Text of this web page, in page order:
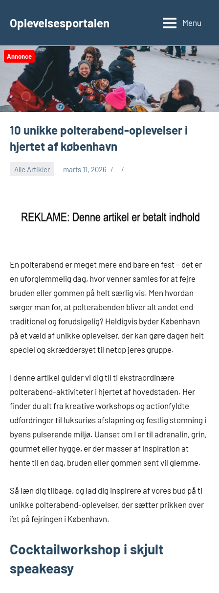
Oplevelsesportalen Menu
Annonce
10 unikke polterabend-oplevelser i
hjertet af københavn
Alle Artikler marts 11, 2026
En polterabend er meget mere end bare en fest – det er
en uforglemmelig dag, hvor venner samles for at fejre
bruden eller gommen på helt særlig vis. Men hvordan
sørger man for, at polterabenden bliver alt andet end
traditionel og forudsigelig? Heldigvis byder København
på et væld af unikke oplevelser, der kan gøre dagen helt
speciel og skræddersyet til netop jeres gruppe.
I denne artikel guider vi dig til ti ekstraordinære
polterabend-aktiviteter i hjertet af hovedstaden. Her
finder du alt fra kreative workshops og actionfyldte
udfordringer til luksuriøs afslapning og festlig stemning i
byens pulserende miljø. Uanset om I er til adrenalin, grin,
gourmet eller hygge, er der masser af inspiration at
hente til en dag, bruden eller gommen sent vil glemme.
Så læn dig tilbage, og lad dig inspirere af vores bud på ti
unikke polterabend-oplevelser, der sætter prikken over
i’et på fejringen i København.
Cocktailworkshop i skjult
speakeasy